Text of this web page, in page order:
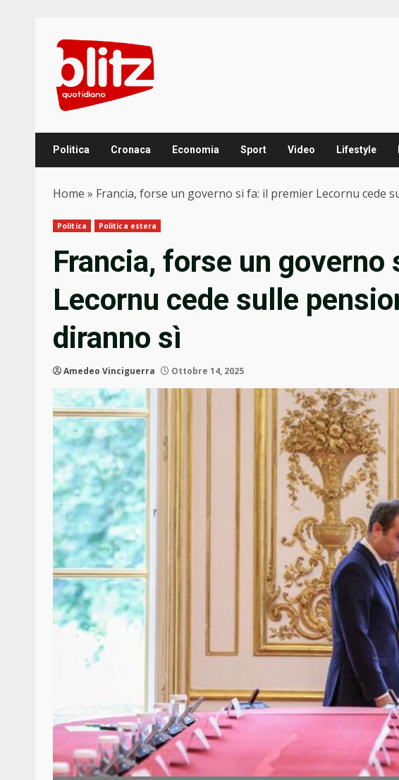
content
Politica Cronaca Economia Sport Video Lifestyle
Home » Francia, forse un governo si fa: il premier Lecornu cede
Politica Politica estera
Francia, forse un
Lecornu cede sulle
diranno sì
Amedeo Vinciguerra Ottobre 14, 2025